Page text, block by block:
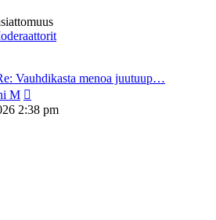
Vauhdikasta menoa juutuup…
M
uusin
viesti
2:38 pm